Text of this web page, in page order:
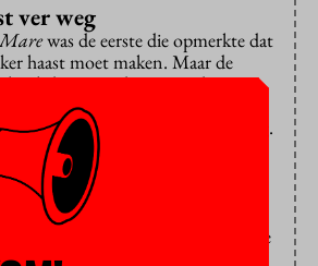
ver weg
Marewas de eerste die opmerkte dat
haast moet maken. Maar de
het kabinet en de vervoerders
op gang. Een overeenkomst
ookNRC Handelsblad
vandaag.
variantenop tafel liggen. Een
net als reistegoed of een
buiten de spits. Heeft
overeenstemming bereikt met de
dan moet ze haar plannen